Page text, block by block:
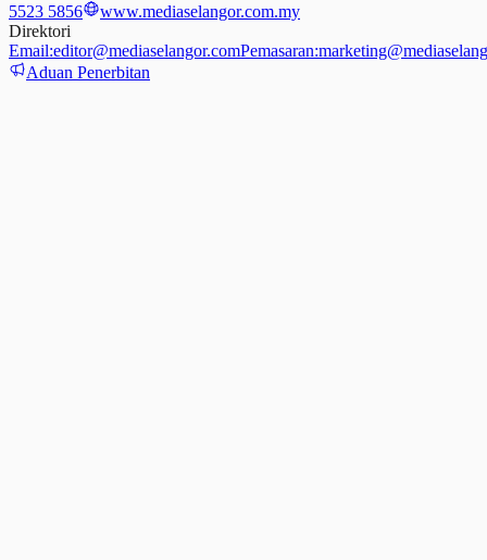
5523 5856
www.mediaselangor.com.my
Direktori
Email:editor@mediaselangor.comPemasaran:
Aduan Penerbitan